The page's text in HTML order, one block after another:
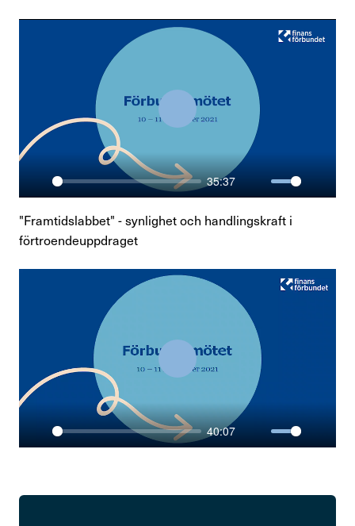
Play
35:37
Mute
Enter
Play
"Framtidslabbet" - synlighet och handlingskraft i
förtroendeuppdraget
Play
40:07
Mute
Enter
Play